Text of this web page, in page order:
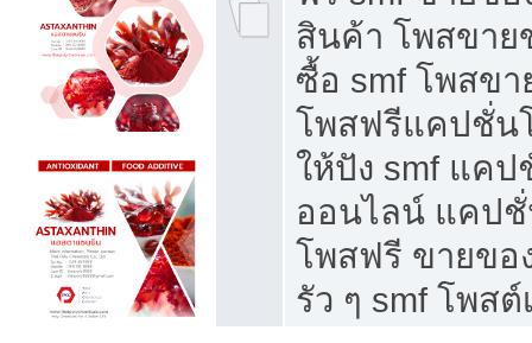
สินค้า โพสขาย
ซื้อ smf โพสข
โพสฟรีแคปชั่น
ให้ปัง smf แค
ออนไลน์ แคป
โพสฟรี ขายขอ
รัว ๆ smf โพส